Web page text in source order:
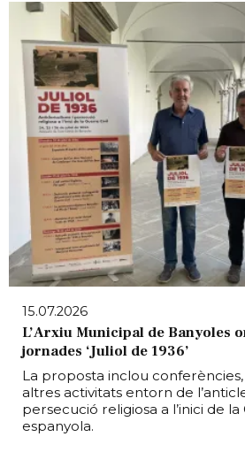
15.07.2026
L’Arxiu Municipal de Banyoles
jornades ‘Juliol de 1936’
La proposta inclou
altres activitats entorn de
persecució religiosa a l’inici de la
espanyola.